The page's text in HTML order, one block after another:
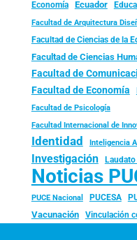
Economía Ecuador
Facultad de Arquitectura
Facultad de Ciencias de la
Facultad de Ciencias
Facultad de
Facultad de Economía
Facultad de Psicología
Facultad Internacional de
Identidad Inteligencia
Investigación Laudato
Noticias
PUCE Nacional PUCESA
Vacunación
Vinculación